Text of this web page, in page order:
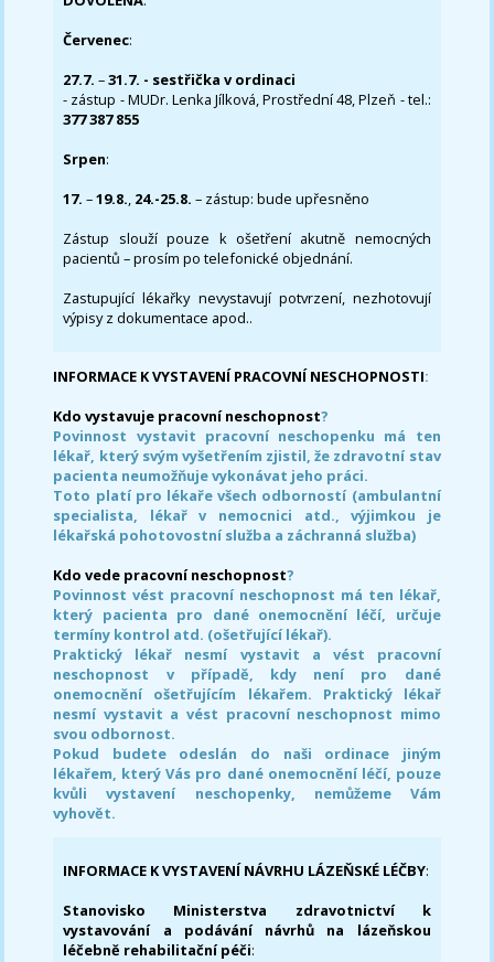
Červenec:
27.7.–31.7. - sestřička v ordinaci
- zástup - MUDr. Lenka Jílková, Prostřední 48, Plzeň - tel.:
377 387 855
Srpen:
17. –19.8., 24.-25.8. – zástup: bude upřesněno
Zástup slouží pouze k ošetření akutně nemocných
pacientů – prosím po telefonické objednání.
Zastupující lékařky nevystavují potvrzení, nezhotovují
výpisy z dokumentace apod..
INFORMACE K VYSTAVENÍ PRACOVNÍ NESCHOPNOSTI:
Kdo vystavuje pracovní neschopnost?
Povinnost vystavit pracovní neschopenku má ten
lékař, který svým vyšetřením zjistil, že zdravotní stav
pacienta neumožňuje vykonávat jeho práci.
Toto platí pro lékaře všech odborností (ambulantní
specialista, lékař v nemocnici atd., výjimkou je
lékařská pohotovostní služba a záchranná služba)
Kdo vede pracovní neschopnost?
Povinnost vést pracovní neschopnost má ten lékař,
který pacienta pro dané onemocnění léčí, určuje
termíny kontrol atd. (ošetřující lékař).
Praktický lékař nesmí vystavit a vést pracovní
neschopnost v případě, kdy není pro dané
onemocnění ošetřujícím lékařem. Praktický lékař
nesmí vystavit a vést pracovní neschopnost mimo
svou odbornost.
Pokud budete odeslán do naši ordinace jiným
lékařem, který Vás pro dané onemocnění léčí, pouze
kvůli vystavení neschopenky, nemůžeme Vám
vyhovět.
INFORMACE K VYSTAVENÍ NÁVRHU LÁZEŇSKÉ LÉČBY:
Stanovisko Ministerstva zdravotnictví k
vystavování a podávání návrhů na lázeňskou
léčebně rehabilitační péči: